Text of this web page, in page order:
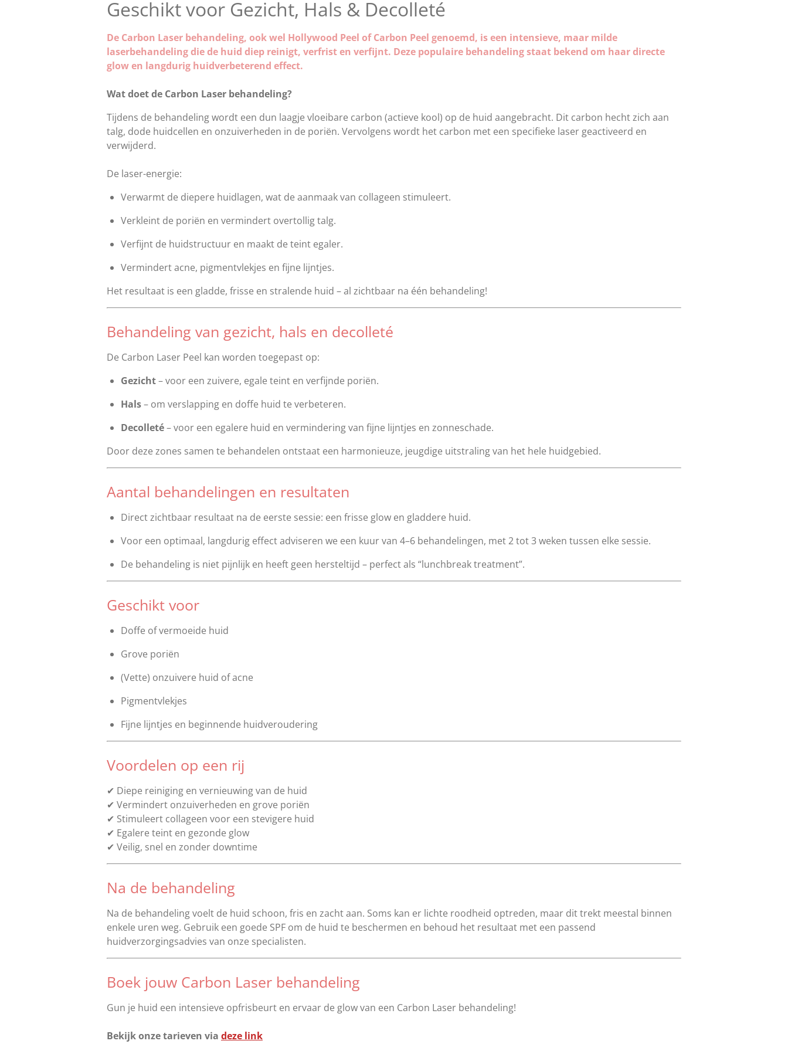
Geschikt voor Gezicht, Hals & Decolleté
De Carbon Laser behandeling, ook wel Hollywood Peel of Carbon Peel genoemd, is een intensieve, maar milde
laserbehandeling die de huid diep reinigt, verfrist en verfijnt. Deze populaire behandeling staat bekend om haar directe
glow en langdurig huidverbeterend effect.
Wat doet de Carbon Laser behandeling?
Tijdens de behandeling wordt een dun laagje vloeibare carbon (actieve kool) op de huid aangebracht. Dit carbon hecht zich aan
talg, dode huidcellen en onzuiverheden in de poriën. Vervolgens wordt het carbon met een specifieke laser geactiveerd en
verwijderd.
De laser-energie:
Verwarmt de diepere huidlagen, wat de aanmaak van collageen stimuleert.
Verkleint de poriën en vermindert overtollig talg.
Verfijnt de huidstructuur en maakt de teint egaler.
Vermindert acne, pigmentvlekjes en fijne lijntjes.
Het resultaat is een gladde, frisse en stralende huid – al zichtbaar na één behandeling!
Behandeling van gezicht, hals en decolleté
De Carbon Laser Peel kan worden toegepast op:
Gezicht– voor een zuivere, egale teint en verfijnde poriën.
Hals– om verslapping en doffe huid te verbeteren.
Decolleté– voor een egalere huid en vermindering van fijne lijntjes en zonneschade.
Door deze zones samen te behandelen ontstaat een harmonieuze, jeugdige uitstraling van het hele huidgebied.
Aantal behandelingen en resultaten
Direct zichtbaar resultaat na de eerste sessie: een frisse glow en gladdere huid.
Voor een optimaal, langdurig effect adviseren we een kuur van 4–6 behandelingen, met 2 tot 3 weken tussen elke sessie.
De behandeling is niet pijnlijk en heeft geen hersteltijd – perfect als “lunchbreak treatment”.
Geschikt voor
Doffe of vermoeide huid
Grove poriën
(Vette) onzuivere huid of acne
Pigmentvlekjes
Fijne lijntjes en beginnende huidveroudering
Voordelen op een rij
✔ Diepe reiniging en vernieuwing van de huid
✔ Vermindert onzuiverheden en grove poriën
✔ Stimuleert collageen voor een stevigere huid
✔ Egalere teint en gezonde glow
✔ Veilig, snel en zonder downtime
Na de behandeling
Na de behandeling voelt de huid schoon, fris en zacht aan. Soms kan er lichte roodheid optreden, maar dit trekt meestal binnen
enkele uren weg. Gebruik een goede SPF om de huid te beschermen en behoud het resultaat met een passend
huidverzorgingsadvies van onze specialisten.
Boek jouw Carbon Laser behandeling
Gun je huid een intensieve opfrisbeurt en ervaar de glow van een Carbon Laser behandeling!
Bekijk onze tarieven via deze link